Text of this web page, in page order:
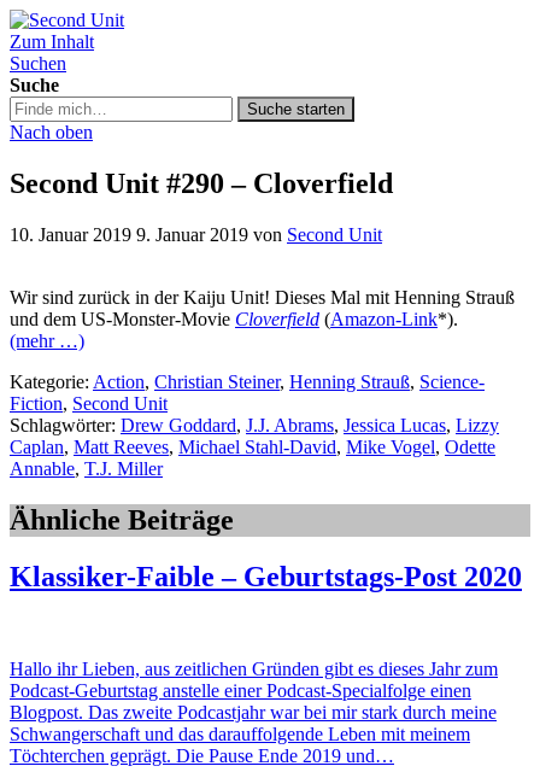
Second Unit
Zum Inhalt
Suchen
Suche
Suche
in
podcast.de/
Suche starten
Nach oben
Second Unit #290 – Cloverfield
10. Januar 2019 9. Januar 2019 von Second Unit
Wir sind zurück in der Kaiju Unit! Dieses Mal mit Henning Strauß
und dem US-Monster-Movie Cloverfield (Amazon-Link*).
(mehr …)
Kategorie: Action, Christian Steiner, Henning Strauß, Science-
Fiction, Second Unit
Schlagwörter: Drew Goddard, J.J. Abrams, Jessica Lucas, Lizzy
Caplan, Matt Reeves, Michael Stahl-David, Mike Vogel, Odette
Annable, T.J. Miller
Ähnliche Beiträge
Klassiker-Faible – Geburtstags-Post 2020
Hallo ihr Lieben, aus zeitlichen Gründen gibt es dieses Jahr zum
Podcast-Geburtstag anstelle einer Podcast-Specialfolge einen
Blogpost. Das zweite Podcastjahr war bei mir stark durch meine
Schwangerschaft und das darauffolgende Leben mit meinem
Töchterchen geprägt. Die Pause Ende 2019 und…